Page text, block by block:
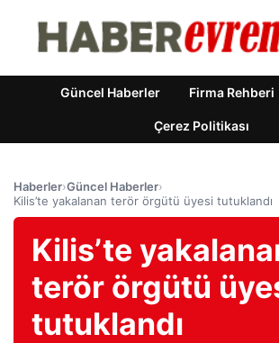
Güncel Haberler Firma Rehberi
Çerez Politikası
Haberler›Güncel Haberler›
Kilis’te yakalanan terör örgütü üyesi tutuklandı
Kilis’te
terör örgütü
tutuklandı